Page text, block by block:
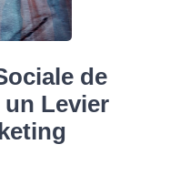
de
un Levier